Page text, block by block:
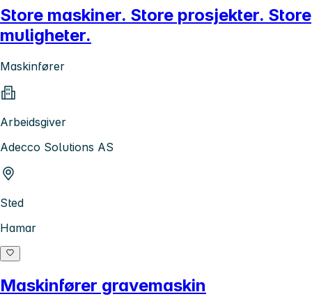
Store maskiner. Store prosjekter. Store
muligheter.
Maskinfører
Arbeidsgiver
Adecco Solutions AS
Sted
Hamar
Maskinfører gravemaskin